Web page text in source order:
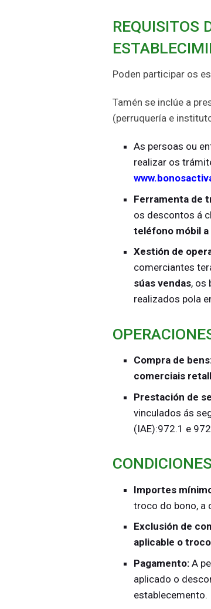
REQUISITOS
Poden participar os
Tamén se inclúe a
(perruquería e
As persoas ou
realizar os
Ferramenta de
os descontos á
teléfono móbil
Xestión de
comerciantes
súas vendas, os
realizados pola
Compra de
comerciais
Prestación de
vinculados ás
(IAE):972.1 e
Importes
troco do bono, a
Exclusión de
aplicable o
Pagamento: A
aplicado o
establecemento.